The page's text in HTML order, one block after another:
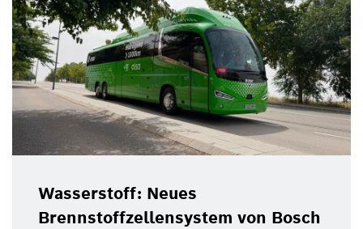
Wasserstoff: Neues
Brennstoffzellensystem von Bosch